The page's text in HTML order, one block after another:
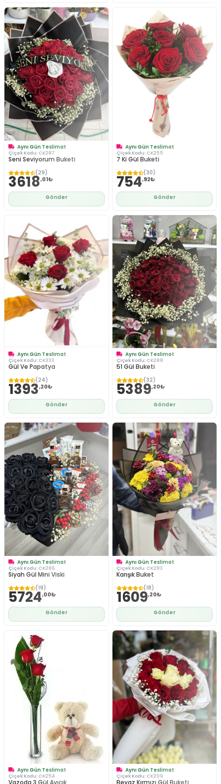
Aynı Gün Teslimat
Çiçek Kodu: CK287
Seni Seviyorum Buketi
(29)
3618,01₺
Gönder
Aynı Gün Teslimat
Çiçek Kodu: CK255
7 Ki Gül Buketi
(30)
754,92₺
Gönder
Aynı Gün Teslimat
Çiçek Kodu: CK333
Gül Ve Papatya
(24)
1393,20₺
Gönder
Aynı Gün Teslimat
Çiçek Kodu: CK288
51 Gül Buketi
(32)
5389,20₺
Gönder
Aynı Gün Teslimat
Çiçek Kodu: CK286
Siyah Gül Mini Viski
(19)
5724,00₺
Gönder
Aynı Gün Teslimat
Çiçek Kodu: CK283
Karışık Buket
(18)
1609,20₺
Gönder
Aynı Gün Teslimat
Çiçek Kodu: CK254
Vazoda 3 Gül Ayıcık
Aynı Gün Teslimat
Çiçek Kodu: CK209
Beyaz Kırmızı Gül Buketi